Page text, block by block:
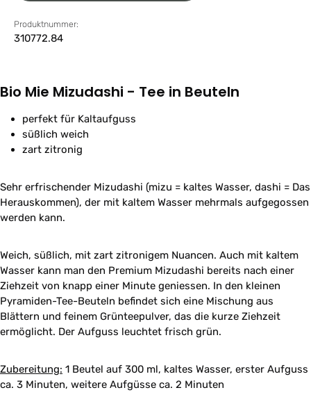
Produktnummer:
310772.84
Bio Mie Mizudashi - Tee in Beuteln
perfekt für Kaltaufguss
süßlich weich
zart zitronig
Sehr erfrischender Mizudashi (mizu = kaltes Wasser, dashi = Das
Herauskommen), der mit kaltem Wasser mehrmals aufgegossen
werden kann.
Weich, süßlich, mit zart zitronigem Nuancen. Auch mit kaltem
Wasser kann man den Premium Mizudashi bereits nach einer
Ziehzeit von knapp einer Minute geniessen. In den kleinen
Pyramiden-Tee-Beuteln befindet sich eine Mischung aus
Blättern und feinem Grünteepulver, das die kurze Ziehzeit
ermöglicht. Der Aufguss leuchtet frisch grün.
Zubereitung: 1 Beutel auf 300 ml, kaltes Wasser, erster Aufguss
ca. 3 Minuten, weitere Aufgüsse ca. 2 Minuten